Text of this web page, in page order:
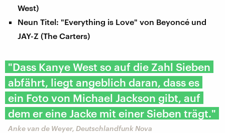
West)
Neun Titel: "Everything is Love" von Beyoncé und
JAY-Z (The Carters)
"Dass Kanye West so auf die Zahl Sieben
abfährt, liegt angeblich daran, dass es
ein Foto von Michael Jackson gibt, auf
dem er eine Jacke mit einer Sieben trägt."
Anke van de Weyer, Deutschlandfunk Nova